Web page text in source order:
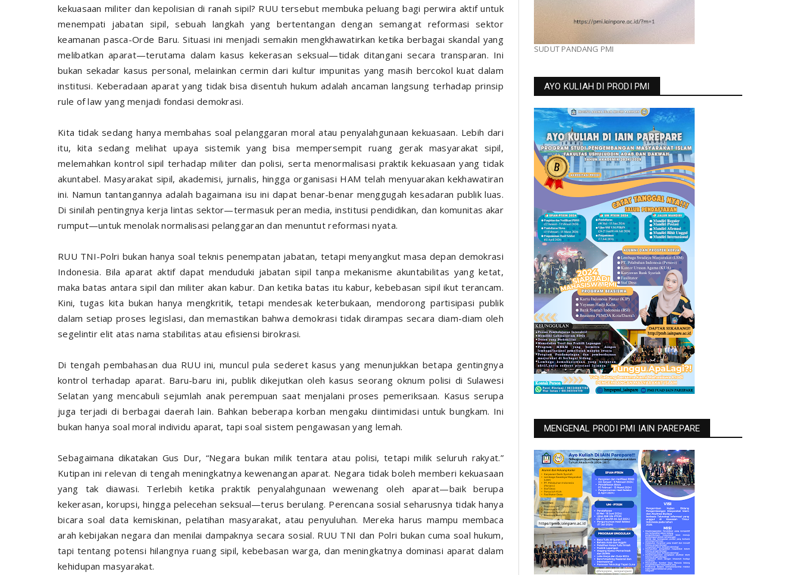
kekuasaan militer dan kepolisian di ranah sipil? RUU tersebut membuka peluang bagi perwira aktif untuk
menempati jabatan sipil, sebuah langkah yang bertentangan dengan semangat reformasi sektor
keamanan pasca-Orde Baru. Situasi ini menjadi semakin mengkhawatirkan ketika berbagai skandal yang
melibatkan aparat—terutama dalam kasus kekerasan seksual—tidak ditangani secara transparan. Ini
bukan sekadar kasus personal, melainkan cermin dari kultur impunitas yang masih bercokol kuat dalam
institusi. Keberadaan aparat yang tidak bisa disentuh hukum adalah ancaman langsung terhadap prinsip
rule of law yang menjadi fondasi demokrasi.
Kita tidak sedang hanya membahas soal pelanggaran moral atau penyalahgunaan kekuasaan. Lebih dari
itu, kita sedang melihat upaya sistemik yang bisa mempersempit ruang gerak masyarakat sipil,
melemahkan kontrol sipil terhadap militer dan polisi, serta menormalisasi praktik kekuasaan yang tidak
akuntabel. Masyarakat sipil, akademisi, jurnalis, hingga organisasi HAM telah menyuarakan kekhawatiran
ini. Namun tantangannya adalah bagaimana isu ini dapat benar-benar menggugah kesadaran publik luas.
Di sinilah pentingnya kerja lintas sektor—termasuk peran media, institusi pendidikan, dan komunitas akar
rumput—untuk menolak normalisasi pelanggaran dan menuntut reformasi nyata.
RUU TNI-Polri bukan hanya soal teknis penempatan jabatan, tetapi menyangkut masa depan demokrasi
Indonesia. Bila aparat aktif dapat menduduki jabatan sipil tanpa mekanisme akuntabilitas yang ketat,
maka batas antara sipil dan militer akan kabur. Dan ketika batas itu kabur, kebebasan sipil ikut terancam.
Kini, tugas kita bukan hanya mengkritik, tetapi mendesak keterbukaan, mendorong partisipasi publik
dalam setiap proses legislasi, dan memastikan bahwa demokrasi tidak dirampas secara diam-diam oleh
segelintir elit atas nama stabilitas atau efisiensi birokrasi.
Di tengah pembahasan dua RUU ini, muncul pula sederet kasus yang menunjukkan betapa gentingnya
kontrol terhadap aparat. Baru-baru ini, publik dikejutkan oleh kasus seorang oknum polisi di Sulawesi
Selatan yang mencabuli sejumlah anak perempuan saat menjalani proses pemeriksaan. Kasus serupa
juga terjadi di berbagai daerah lain. Bahkan beberapa korban mengaku diintimidasi untuk bungkam. Ini
bukan hanya soal moral individu aparat, tapi soal sistem pengawasan yang lemah.
Sebagaimana dikatakan Gus Dur, “Negara bukan milik tentara atau polisi, tetapi milik seluruh rakyat.”
Kutipan ini relevan di tengah meningkatnya kewenangan aparat. Negara tidak boleh memberi kekuasaan
yang tak diawasi. Terlebih ketika praktik penyalahgunaan wewenang oleh aparat—baik berupa
kekerasan, korupsi, hingga pelecehan seksual—terus berulang. Perencana sosial seharusnya tidak hanya
bicara soal data kemiskinan, pelatihan masyarakat, atau penyuluhan. Mereka harus mampu membaca
arah kebijakan negara dan menilai dampaknya secara sosial. RUU TNI dan Polri bukan cuma soal hukum,
tapi tentang potensi hilangnya ruang sipil, kebebasan warga, dan meningkatnya dominasi aparat dalam
kehidupan masyarakat.
SUDUT PANDANG PMI
AYO KULIAH DI PRODI PMI
MENGENAL PRODI PMI IAIN PAREPARE